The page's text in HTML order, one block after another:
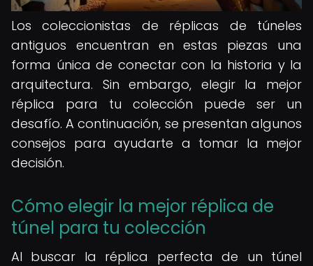
Los coleccionistas de réplicas de túneles
antiguos encuentran en estas piezas una
forma única de conectar con la historia y la
arquitectura. Sin embargo, elegir la mejor
réplica para tu colección puede ser un
desafío. A continuación, se presentan algunos
consejos para ayudarte a tomar la mejor
decisión.
Cómo elegir la mejor réplica de
túnel para tu colección
Al buscar la réplica perfecta de un túnel